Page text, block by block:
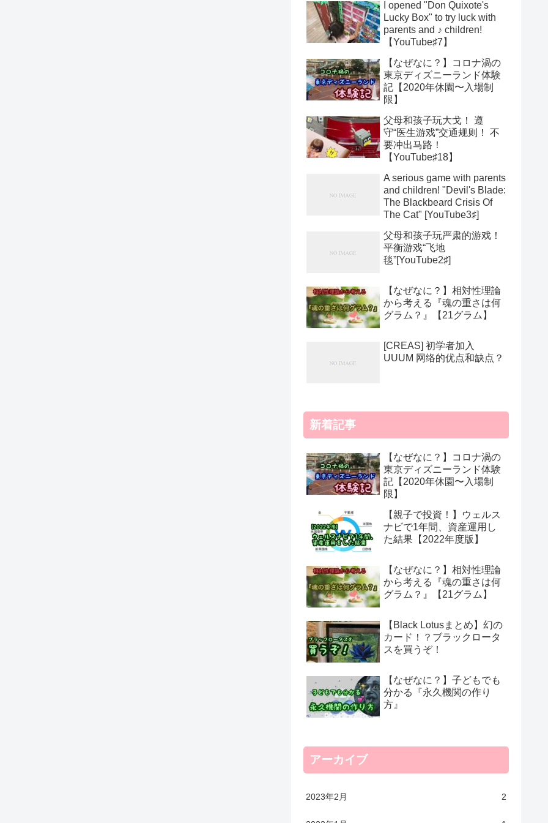
I opened "Don Quixote's
Lucky Box" to try luck with
parents and ♪ children!
【YouTube♯7】
【なぜなに？】コロナ渦の
東京ディズニーランド体験
記【2020年休園〜入場制
限】
父母和孩子玩大戈！ 遵
守“医生游戏”交通规则！ 不
要冲出马路！
【YouTube♯18】
A serious game with parents
and children! "Devil's Blade:
The Blackbeard Crisis Of
The Cat" [YouTube3♯]
父母和孩子玩严肃的游戏！
平衡游戏“飞地
毯”[YouTube2♯]
【なぜなに？】相対性理論
から考える『魂の重さは何
グラム？』【21グラム】
[CREAS] 初学者加入
UUUM 网络的优点和缺点？
新着記事
【なぜなに？】コロナ渦の
東京ディズニーランド体験
記【2020年休園〜入場制
限】
【親子で投資！】ウェルス
ナビで1年間、資産運用し
た結果【2022年度版】
【なぜなに？】相対性理論
から考える『魂の重さは何
グラム？』【21グラム】
【Black Lotusまとめ】幻の
カード！？ブラックロータ
スを買うぞ！
【なぜなに？】子どもでも
分かる『永久機関の作り
方』
アーカイブ
2023年2月 2